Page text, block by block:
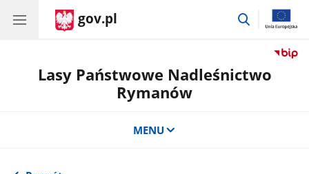
gov.pl
przejdź
Lasy Państwowe Nadleśnictwo
Rymanów
MENU